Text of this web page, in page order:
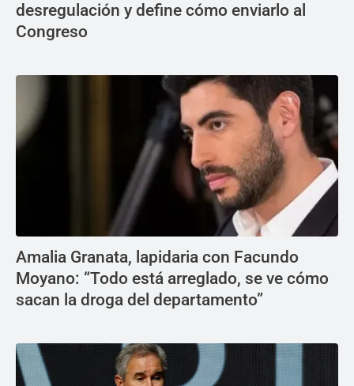
desregulación y define cómo enviarlo al
Congreso
Amalia Granata, lapidaria con Facundo
Moyano: “Todo está arreglado, se ve cómo
sacan la droga del departamento”